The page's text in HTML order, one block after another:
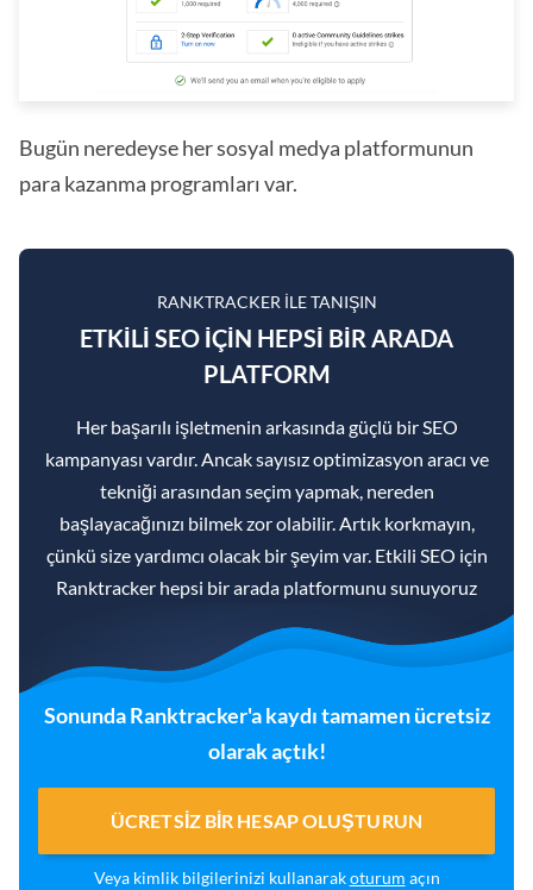
Bugün neredeyse her sosyal medya platformunun
para kazanma programları var.
RANKTRACKER ILE TANIŞIN
ETKILI SEO IÇIN HEPSI BIR ARADA
PLATFORM
Her başarılı işletmenin arkasında güçlü bir SEO
kampanyası vardır. Ancak sayısız optimizasyon aracı ve
tekniği arasından seçim yapmak, nereden
başlayacağınızı bilmek zor olabilir. Artık korkmayın,
çünkü size yardımcı olacak bir şeyim var. Etkili SEO için
Ranktracker hepsi bir arada platformunu sunuyoruz
Sonunda Ranktracker'a kaydı tamamen ücretsiz
olarak açtık!
ÜCRETSIZ BIR HESAP OLUŞTURUN
Veya kimlik bilgilerinizi kullanarakoturum açın